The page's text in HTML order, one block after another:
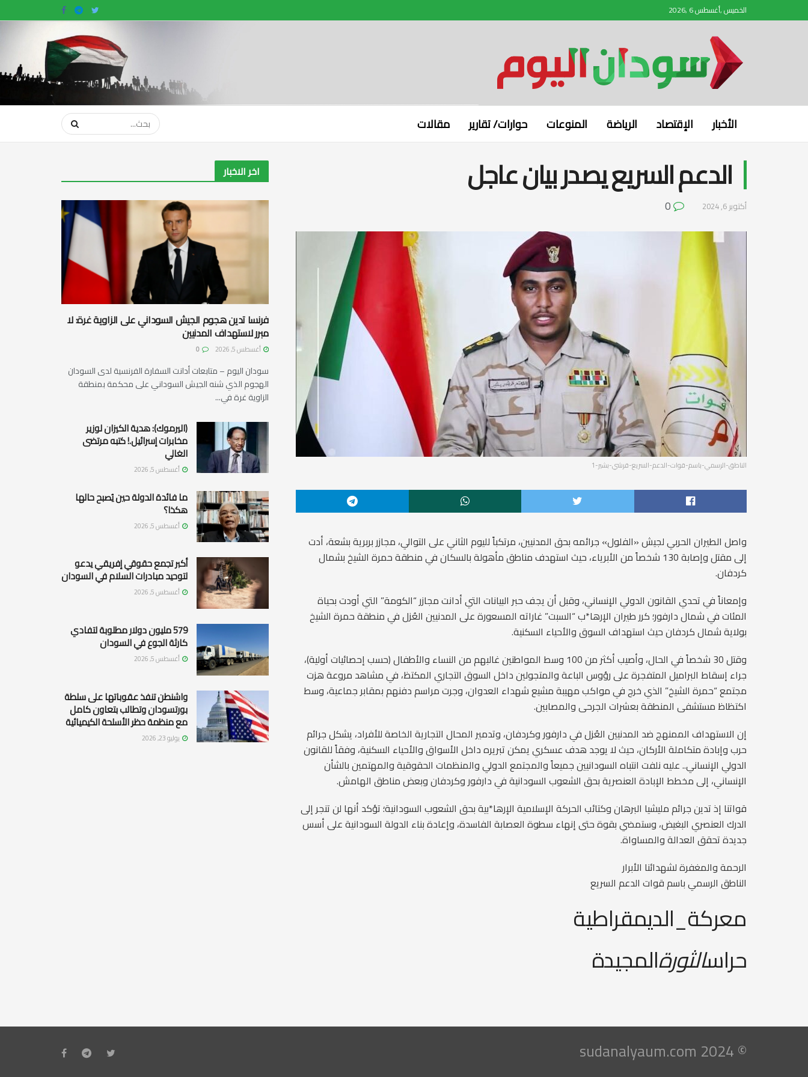
الخميس ,أغسطس 6 ,2026
الأخبار الإقتصاد الرياضة المنوعات حوارات/ تقارير مقالات
الدعم السريع يصدر بيان عاجل
أكتوبر 6, 2024
الناطق-الرسمي-باسم-قوات-الدعم-السريع-قرشي-بشير-1
واصل الطيران الحربي لجيش «الفلول» جرائمه بحق المدنيين، مرتكباً لليوم الثاني على التوالي، مجازر بربرية بشعة، أدت
إلى مقتل وإصابة 130 شخصاً من الأبرياء، حيث استهدف مناطق مأهولة بالسكان في منطقة حمرة الشيخ بشمال
كردفان.
وإمعاناً في تحدي القانون الدولي الإنساني، وقبل أن يجف حبر البيانات التي أدانت مجازر “الكومة” التي أودت بحياة
المئات في شمال دارفور؛ كرر طيران الإرها*ب “السبت” غاراته المسعورة على المدنيين العُزل في منطقة حمرة الشيخ
بولاية شمال كردفان حيث استهداف السوق والأحياء السكنية.
وقتل 30 شخصاً في الحال، وأصيب أكثر من 100 وسط المواطنين غالبهم من النساء والأطفال (حسب إحصائيات أولية)،
جراء إسقاط البراميل المتفجرة على رؤوس الباعة والمتجولين داخل السوق التجاري المكتظ، في مشاهد مروعة هزت
مجتمع “حمرة الشيخ” الذي خرج في مواكب مهيبة مشيع شهداء العدوان، وجرت مراسم دفنهم بمقابر جماعية، وسط
اكتظاظ مستشفى المنطقة بعشرات الجرحى والمصابين.
إن الاستهداف الممنهج ضد المدنيين العُزل في دارفور وكردفان، وتدمير المحال التجارية الخاصة للأفراد، يشكل جرائم
حرب وإبادة متكاملة الأركان، حيث لا يوجد هدف عسكري يمكن تبريره داخل الأسواق والأحياء السكنية، وفقاً للقانون
الدولي الإنساني.. عليه نلفت انتباه السودانيين جميعاً والمجتمع الدولي والمنظمات الحقوقية والمهتمين بالشأن
الإنساني، إلى مخطط الإبادة العنصرية بحق الشعوب السودانية في دارفور وكردفان وبعض مناطق الهامش.
قواتنا إذ تدين جرائم مليشيا البرهان وكتائب الحركة الإسلامية الإرها*بية بحق الشعوب السودانية؛ تؤكد أنها لن تنجر إلى
الدرك العنصري البغيض، وستمضي بقوة حتى إنهاء سطوة العصابة الفاسدة، وإعادة بناء الدولة السودانية على أسس
جديدة تحقق العدالة والمساواة.
الرحمة والمغفرة لشهدائنا الأبرار
الناطق الرسمي باسم قوات الدعم السريع
معركة_الديمقراطية
حراسالثورةالمجيدة
اخر الاخبار
فرنسا تدين هجوم الجيش السوداني على الزاوية غرة: لا
مبرر لاستهداف المدنيين
أغسطس 5, 2026
سودان اليوم – متابعات أدانت السفارة الفرنسية لدى السودان
الهجوم الذي شنه الجيش السوداني على محكمة بمنطقة
الزاوية غرة في...
(اليرموك): هدية الكيزان لوزير
مخابرات إسرائيل.! كتبه مرتضى
الغالي
أغسطس 5, 2026
ما فائدة الدولة حين يُصبح حالها
هكذا؟
أغسطس 5, 2026
أكبر تجمع حقوقي إفريقي يدعو
لتوحيد مبادرات السلام في السودان
أغسطس 5, 2026
579 مليون دولار مطلوبة لتفادي
كارثة الجوع في السودان
أغسطس 5, 2026
واشنطن تنفذ عقوباتها على سلطة
بورتسودان وتطالب بتعاون كامل
مع منظمة حظر الأسلحة الكيميائية
يوليو 23, 2026
© 2024 sudanalyaum.com